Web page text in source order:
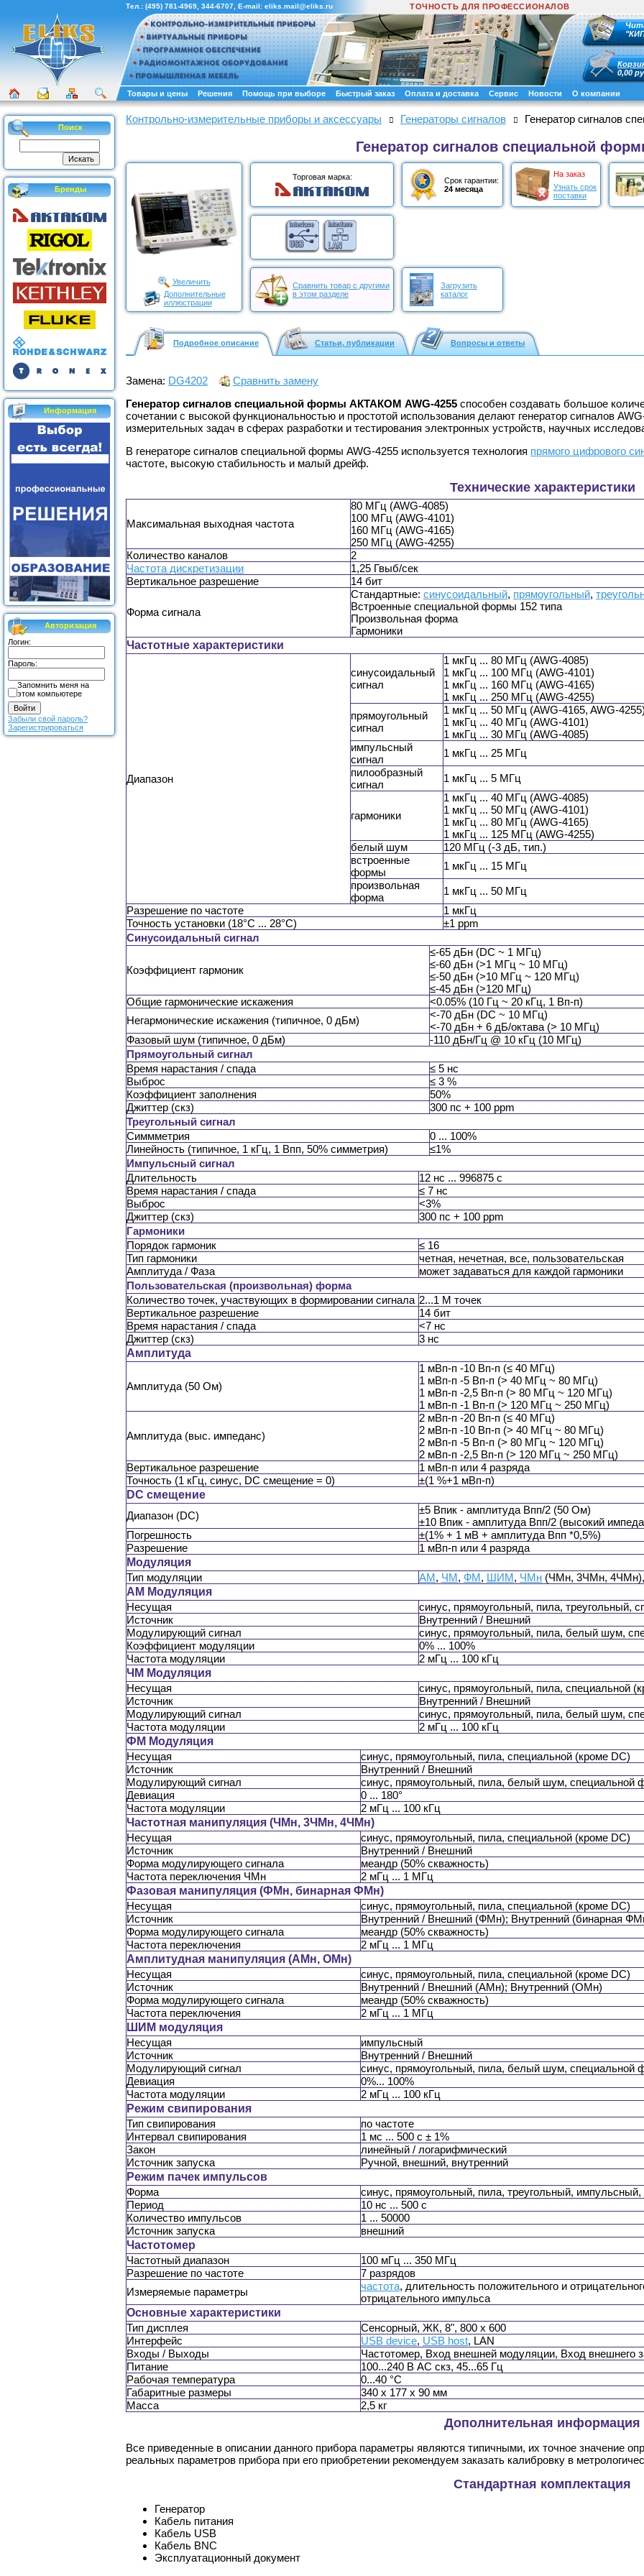
Тел.: (495) 781-4969 344-6707 , E-mail: eliks.mail@eliks.ru ТОЧНОСТЬ ДЛЯ ПРОФЕССИОНАЛОВ
0,00
Товары и цены Решения Помощь при выборе Быстрый заказ Оплата и доставка Сервис Новости О компании
Поиск
Бренды
Информация
Авторизация
Логин:
Пароль:
Запомнить меня на
этом компьютере
Забыли свой пароль?
Зарегистрироваться
Контрольно-измерительные приборы и аксессуары Генераторы сигналов Генератор сигналов
Генератор сигналов специальной
Увеличить
Дополнительные
иллюстрации
Торговая марка:
Срок гарантии:
24 месяца
На заказ
Узнать срок
поставки
Сравнить товар с другими
в этом разделе
Загрузить
каталог
Подробное описание Статьи, публикации Вопросы и ответы
Замена: DG4202
Сравнить замену
Генератор сигналов специальной формы АКТАКОМ AWG-4255 способен создавать большое
сочетании с высокой функциональностью и простотой использования делают генератор сигналов
измерительных задач в сферах разработки и тестирования электронных устройств, научных
В генераторе сигналов специальной формы AWG-4255 используется технология прямого цифрового
частоте, высокую стабильность и малый дрейф.
Технические характеристики
Максимальная выходная частота
80 МГц (AWG-4085)
100 МГц (AWG-4101)
160 МГц (AWG-4165)
250 МГц (AWG-4255)
Количество каналов
2
Частота дискретизации
1,25 Гвыб/сек
Вертикальное разрешение
14 бит
Форма сигнала
Стандартные: синусоидальный, прямоугольный,
Встроенные специальной формы 152 типа
Произвольная форма
Гармоники
Частотные характеристики
Диапазон
синусоидальный
сигнал
1 мкГц ... 80 МГц (AWG-4085)
1 мкГц ... 100 МГц (AWG-4101)
1 мкГц ... 160 МГц (AWG-4165)
1 мкГц ... 250 МГц (AWG-4255)
прямоугольный
сигнал
1 мкГц ... 50 МГц (AWG-4165, AWG-
1 мкГц ... 40 МГц (AWG-4101)
1 мкГц ... 30 МГц (AWG-4085)
импульсный
сигнал
1 мкГц ... 25 МГц
пилообразный
сигнал
1 мкГц ... 5 МГц
гармоники
1 мкГц ... 40 МГц (AWG-4085)
1 мкГц ... 50 МГц (AWG-4101)
1 мкГц ... 80 МГц (AWG-4165)
1 мкГц ... 125 МГц (AWG-4255)
белый шум
120 МГц (-3 дБ, тип.)
встроенные
формы
1 мкГц ... 15 МГц
произвольная
форма
1 мкГц ... 50 МГц
Разрешение по частоте
1 мкГц
Точность установки (18°C ... 28°C)
±1 ppm
Синусоидальный сигнал
Коэффициент гармоник
≤-65 дБн (DC ~ 1 МГц)
≤-60 дБн (>1 МГц ~ 10 МГц)
≤-50 дБн (>10 МГц ~ 120 МГц)
≤-45 дБн (>120 МГц)
Общие гармонические искажения
<0.05% (10 Гц ~ 20 кГц, 1 Вп-п)
Негармонические искажения (типичное, 0 дБм)
<-70 дБн (DC ~ 10 МГц)
<-70 дБн + 6 дБ/октава (> 10 МГц)
Фазовый шум (типичное, 0 дБм)
-110 дБн/Гц @ 10 кГц (10 МГц)
Прямоугольный сигнал
Время нарастания / спада
≤ 5 нс
Выброс
≤ 3 %
Коэффициент заполнения
50%
Джиттер (скз)
300 пс + 100 ppm
Треугольный сигнал
Симмметрия
0 ... 100%
Линейность (типичное, 1 кГц, 1 Впп, 50% симметрия)
≤1%
Импульсный сигнал
Длительность
12 нс ... 996875 с
Время нарастания / спада
≤ 7 нс
Выброс
<3%
Джиттер (скз)
300 пс + 100 ppm
Гармоники
Порядок гармоник
≤ 16
Тип гармоники
четная, нечетная, все, пользовательская
Амплитуда / Фаза
может задаваться для каждой гармоники
Пользовательская (произвольная) форма
Количество точек, участвующих в формировании сигнала 2...1 М точек
Вертикальное разрешение
14 бит
Время нарастания / спада
<7 нс
Джиттер (скз)
3 нс
Амплитуда
Амплитуда (50 Ом)
1 мВп-п -10 Вп-п (≤ 40 МГц)
1 мВп-п -5 Вп-п (> 40 МГц ~ 80 МГц)
1 мВп-п -2,5 Вп-п (> 80 МГц ~ 120 МГц)
1 мВп-п -1 Вп-п (> 120 МГц ~ 250 МГц)
Амплитуда (выс. импеданс)
2 мВп-п -20 Вп-п (≤ 40 МГц)
2 мВп-п -10 Вп-п (> 40 МГц ~ 80 МГц)
2 мВп-п -5 Вп-п (> 80 МГц ~ 120 МГц)
2 мВп-п -2,5 Вп-п (> 120 МГц ~ 250 МГц)
Вертикальное разрешение
1 мВп-п или 4 разряда
Точность (1 кГц, синус, DC смещение = 0)
±(1 %+1 мВп-п)
DC смещение
Диапазон (DC)
±5 Впик - амплитуда Впп/2 (50 Ом)
±10 Впик - амплитуда Впп/2 (высокий
Погрешность
±(1% + 1 мВ + амплитуда Впп *0,5%)
Разрешение
1 мВп-п или 4 разряда
Модуляция
Тип модуляции
АМ, ЧМ, ФМ, ШИМ, ЧМн (ЧМн, 3ЧМн,
AM Модуляция
Несущая
синус, прямоугольный, пила, треугольный,
Источник
Внутренний / Внешний
Модулирующий сигнал
синус, прямоугольный, пила, белый шум,
Коэффициент модуляции
0% ... 100%
Частота модуляции
2 мГц ... 100 кГц
ЧМ Модуляция
Несущая
синус, прямоугольный, пила, специальной
Источник
Внутренний / Внешний
Модулирующий сигнал
синус, прямоугольный, пила, белый шум,
Частота модуляции
2 мГц ... 100 кГц
ФМ Модуляция
Несущая
синус, прямоугольный, пила, специальной (кроме DC)
Источник
Внутренний / Внешний
Модулирующий сигнал
синус, прямоугольный, пила, белый шум, специальной
Девиация
0 ... 180°
Частота модуляции
2 мГц ... 100 кГц
Частотная манипуляция (ЧМн, 3ЧМн, 4ЧМн)
Несущая
синус, прямоугольный, пила, специальной (кроме DC)
Источник
Внутренний / Внешний
Форма модулирующего сигнала
меандр (50% скважность)
Частота переключения ЧМн
2 мГц ... 1 МГц
Фазовая манипуляция (ФМн, бинарная ФМн)
Несущая
синус, прямоугольный, пила, специальной (кроме DC)
Источник
Внутренний / Внешний (ФМн); Внутренний (бинарная
Форма модулирующего сигнала
меандр (50% скважность)
Частота переключения
2 мГц ... 1 МГц
Амплитудная манипуляция (АМн, ОМн)
Несущая
синус, прямоугольный, пила, специальной (кроме DC)
Источник
Внутренний / Внешний (АМн); Внутренний (ОМн)
Форма модулирующего сигнала
меандр (50% скважность)
Частота переключения
2 мГц ... 1 МГц
ШИМ модуляция
Несущая
импульсный
Источник
Внутренний / Внешний
Модулирующий сигнал
синус, прямоугольный, пила, белый шум, специальной
Девиация
0%... 100%
Частота модуляции
2 мГц ... 100 кГц
Режим свипирования
Тип свипирования
по частоте
Интервал свипирования
1 мс ... 500 с ± 1%
Закон
линейный / логарифмический
Источник запуска
Ручной, внешний, внутренний
Режим пачек импульсов
Форма
синус, прямоугольный, пила, треугольный,
Период
10 нс ... 500 с
Количество импульсов
1 ... 50000
Источник запуска
внешний
Частотомер
Частотный диапазон
100 мГц ... 350 МГц
Разрешение по частоте
7 разрядов
Измеряемые параметры
частота, длительность положительного и
отрицательного импульса
Основные характеристики
Тип дисплея
Сенсорный, ЖК, 8", 800 х 600
Интерфейс
USB device, USB host, LAN
Входы / Выходы
Частотомер, Вход внешней модуляции, Вход внешнего
Питание
100...240 В АС скз, 45...65 Гц
Рабочая температура
0...40 °C
Габаритные размеры
340 x 177 x 90 мм
Масса
2,5 кг
Дополнительная информация
Все приведенные в описании данного прибора параметры являются типичными, их точное значение
реальных параметров прибора при его приобретении рекомендуем заказать калибровку в
Стандартная комплектация
Генератор
Кабель питания
Кабель USB
Кабель BNC
Эксплуатационный документ